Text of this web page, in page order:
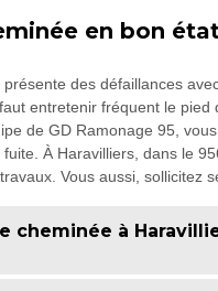
en bon
des défaillances
entretenir fréquent le
de GD Ramonage 95,
À Haravilliers, dans le
Vous aussi, sollicitez
cheminée à